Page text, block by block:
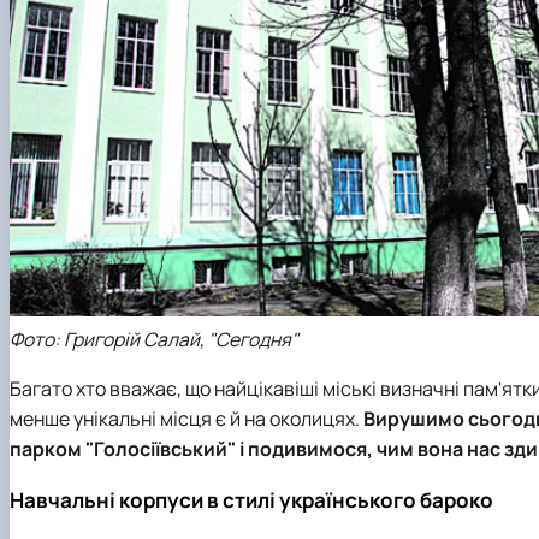
Фото: Григорій Салай, "Сегодня"
Багато хто вважає, що найцікавіші міські визначні
менше унікальні місця є й на околицях. Вирушимо
парком "Голосіївський" і подивимося, чим вона нас
Навчальні корпуси в стилі українського бароко